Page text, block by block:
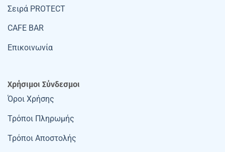
Σειρά PROTECT
CAFE BAR
Επικοινωνία
Χρήσιμοι Σύνδεσμοι
Όροι Χρήσης
Τρόποι Πληρωμής
Τρόποι Αποστολής